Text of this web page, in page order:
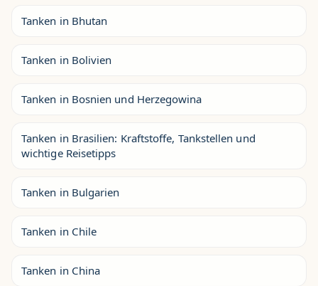
Tanken in Bhutan
Tanken in Bolivien
Tanken in Bosnien und Herzegowina
Tanken in Brasilien: Kraftstoffe, Tankstellen und
wichtige Reisetipps
Tanken in Bulgarien
Tanken in Chile
Tanken in China